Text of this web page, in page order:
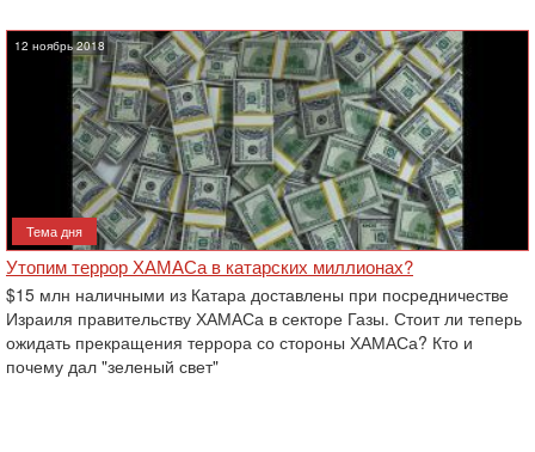
12 ноябрь 2018
Тема дня
Утопим террор ХАМАСа в катарских миллионах?
$15 млн наличными из Катара доставлены при посредничестве
Израиля правительству ХАМАСа в секторе Газы. Стоит ли теперь
ожидать прекращения террора со стороны ХАМАСа? Кто и
почему дал "зеленый свет"